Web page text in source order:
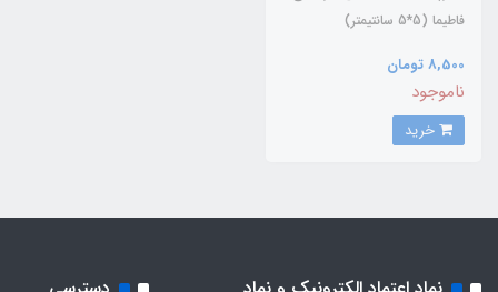
فاطیما (5*5 سانتیمتر)
8,500 تومان
ناموجود